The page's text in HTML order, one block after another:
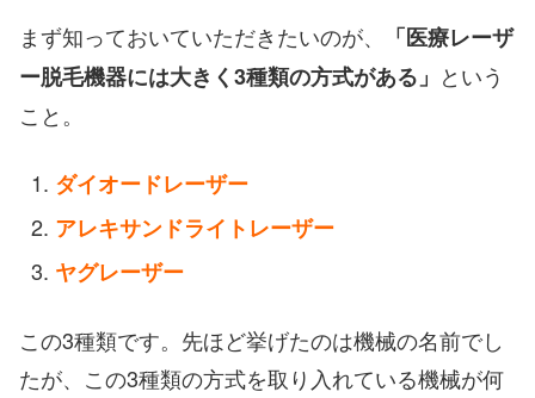
まず知っておいていただきたいのが、
「医療レーザ
ー脱毛機器には大きく3種類の方式がある」 という
こと。
ダイオードレーザー
アレキサンドライトレーザー
ヤグレーザー
この3種類です。先ほど挙げたのは機械の名前でし
たが、この3種類の方式を取り入れている機械が何